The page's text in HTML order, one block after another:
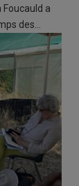
Foucauld a
des…